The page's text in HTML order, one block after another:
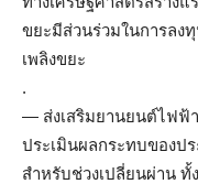
ขยะมีส่วนร่วมในการลง
เพลิงขยะ
.
— ส่งเสริมยานยนต์ไฟฟ้า
ประเมินผลกระทบของป
สำหรับช่วงเปลี่ยนผ่าน